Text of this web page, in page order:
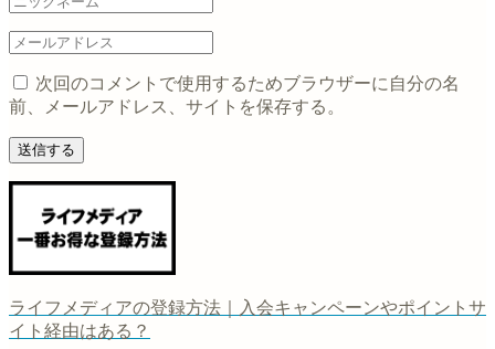
次回のコメントで使用するためブラウザーに自分の名
前、メールアドレス、サイトを保存する。
ライフメディアの登録方法｜入会キャンペーンやポイントサ
イト経由はある？